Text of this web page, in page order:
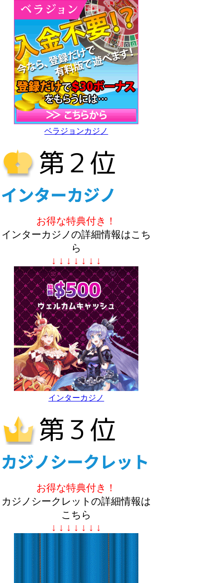
ベラジョンカジノ
お得な特典付き！
インターカジノの詳細情報はこち
ら
↓ ↓ ↓ ↓ ↓ ↓ ↓
インターカジノ
お得な特典付き！
カジノシークレットの詳細情報は
こちら
↓ ↓ ↓ ↓ ↓ ↓ ↓